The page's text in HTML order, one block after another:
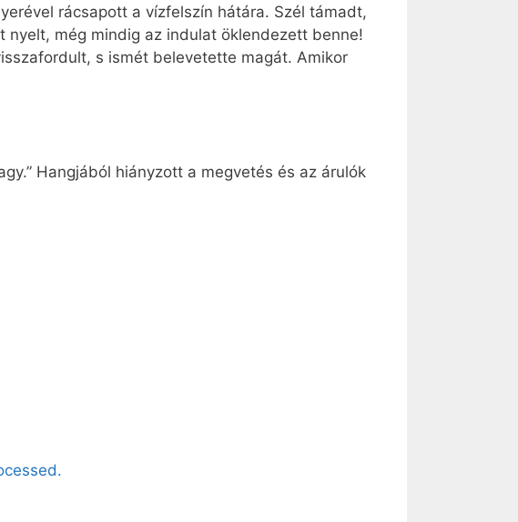
rácsapott a vízfelszín hátára. Szél támadt,
nyelt, még mindig az indulat öklendezett benne!
s ismét belevetette magát. Amikor
Hangjából hiányzott a megvetés és az árulók